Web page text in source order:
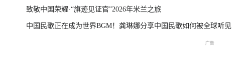
致敬中国荣耀·“旗迹见证官”2026年米兰之旅
中国民歌正在成为世界BGM！龚琳娜分享中国民歌如何被全球听见